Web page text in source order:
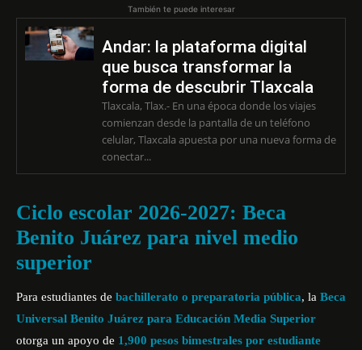
También te puede interesar
Andar: la plataforma digital
que busca transformar la
forma de descubrir Tlaxcala
Tlaxcala, Tlax.- En una época donde los viajes
comienzan desde la pantalla de un teléfono
celular, Tlaxcala apuesta por una nueva forma de
conectar...
Ciclo escolar 2026-2027: Beca
Benito Juárez para nivel medio
superior
Para estudiantes de bachillerato o preparatoria pública, la Beca
Universal Benito Juárez para Educación Media Superior
otorga un apoyo de 1,900 pesos bimestrales por estudiante